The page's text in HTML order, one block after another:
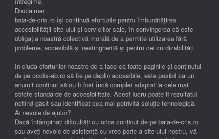
Disclaimer
baia-de-cris.ro își continuă eforturile pentru îmbunătățirea
accesibilității site-ului și serviciilor sale, în convingerea că este
obligația noastră colectivă morală de a permite utilizarea fără
probleme, accesibilă și nestingherită și pentru cei cu dizabilități.
În ciuda eforturilor noastre de a face ca toate paginile și conținutul
de pe ocolis-ab.ro să fie pe deplin accesibile, este posibil ca un
anumit conținut să nu fi fost încă complet adaptat la cele mai
stricte standarde de accesibilitate. Acest lucru poate fi rezultatul
nefiind găsit sau identificat cea mai potrivită soluție tehnologică.
Ai nevoie de ajutor?
Dacă întâmpinați dificultăți cu orice conținut de pe baia-de-cris.ro
sau aveți nevoie de asistență cu vreo parte a site-ului nostru, vă